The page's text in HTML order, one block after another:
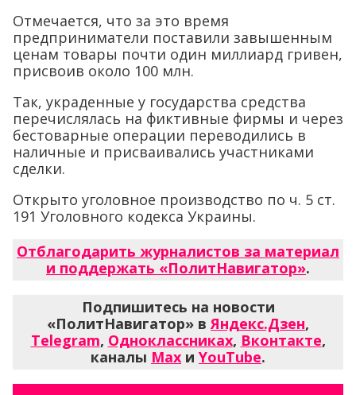
Отмечается, что за это время
предприниматели поставили завышенным
ценам товары почти один миллиард гривен,
присвоив около 100 млн.
Так, украденные у государства средства
перечислялась на фиктивные фирмы и через
бестоварные операции переводились в
наличные и присваивались участниками
сделки.
Открыто уголовное производство по ч. 5 ст.
191 Уголовного кодекса Украины.
Отблагодарить журналистов за материал
и поддержать «ПолитНавигатор».
Подпишитесь на новости
«ПолитНавигатор» в Яндекс.Дзен,
Telegram, Одноклассниках, Вконтакте,
каналы Max и YouTube.